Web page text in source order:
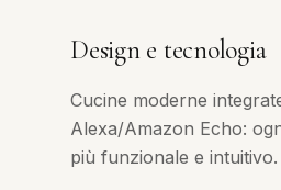
Design e tecnologia
Cucine moderne
Alexa/Amazon Echo:
più funzionale e intuitivo.